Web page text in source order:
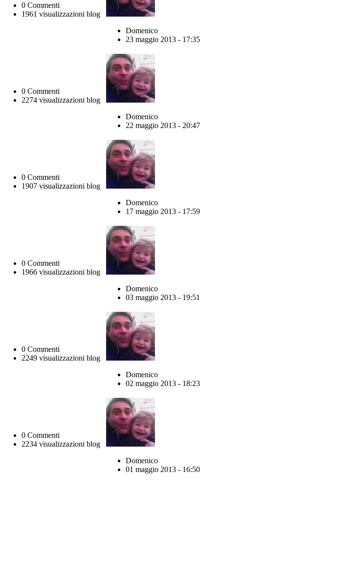
0 Commenti
1961 visualizzazioni blog
Domenico
23 maggio 2013 - 17:35
0 Commenti
2274 visualizzazioni blog
Domenico
22 maggio 2013 - 20:47
0 Commenti
1907 visualizzazioni blog
Domenico
17 maggio 2013 - 17:59
0 Commenti
1966 visualizzazioni blog
Domenico
03 maggio 2013 - 19:51
0 Commenti
2249 visualizzazioni blog
Domenico
02 maggio 2013 - 18:23
0 Commenti
2234 visualizzazioni blog
Domenico
01 maggio 2013 - 16:50